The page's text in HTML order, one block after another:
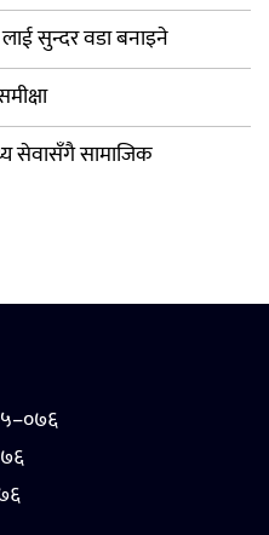
सुन्दर वडा बनाइने
सेवासँगै सामाजिक